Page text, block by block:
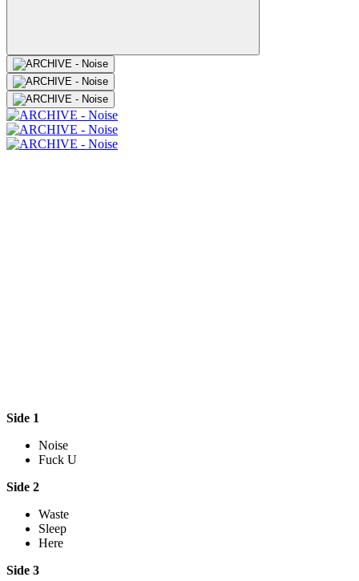
Side 1
Noise
Fuck U
Side 2
Waste
Sleep
Here
Side 3